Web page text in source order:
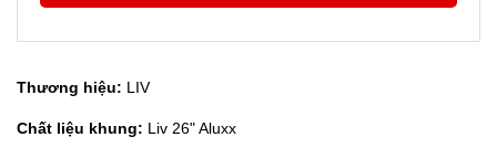
Thương hiệu: LIV
Chất liệu khung: Liv 26" Aluxx